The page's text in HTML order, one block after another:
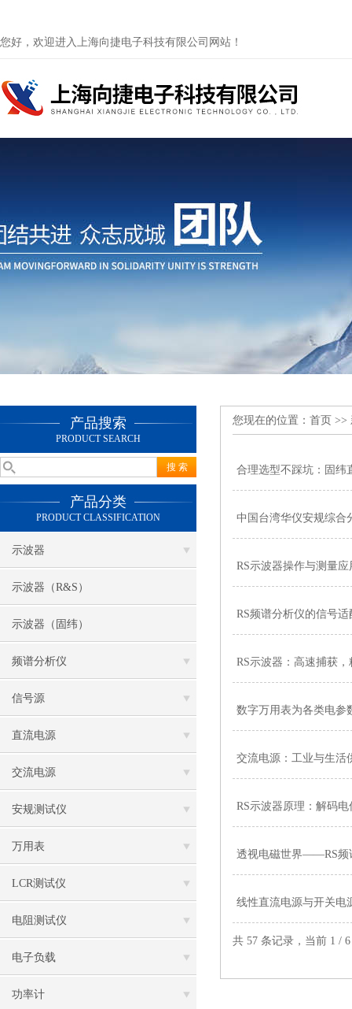
您好，欢迎进入上海向捷电子科技有限公司网站！
产品搜索
PRODUCT SEARCH
产品分类
PRODUCT CLASSIFICATION
示波器
示波器（R&S）
示波器（固纬）
频谱分析仪
信号源
直流电源
交流电源
安规测试仪
万用表
LCR测试仪
电阻测试仪
电子负载
功率计
您现在的位置： 首页 >>
合理选型不踩坑：固纬
中国台湾华仪安规综合
RS示波器操作与测量应
RS频谱分析仪的信号
RS示波器：高速捕获
数字万用表为各类电参
交流电源：工业与生活
RS示波器原理：解码
透视电磁世界——RS频
线性直流电源与开关电
共 57 条记录，当前 1